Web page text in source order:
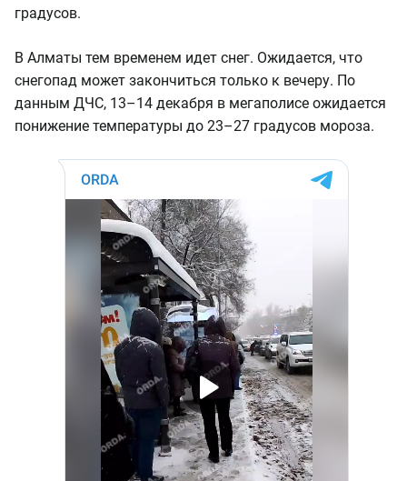
градусов.
В Алматы тем временем идет снег. Ожидается, что
снегопад может закончиться только к вечеру. По
данным ДЧС, 13–14 декабря в мегаполисе ожидается
понижение температуры до 23–27 градусов мороза.